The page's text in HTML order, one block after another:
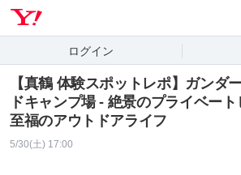
ログイン
【真鶴 体験スポットレポ】ガンダ
ドキャンプ場 - 絶景のプライベート
至福のアウトドアライフ
5/30(土) 17:00